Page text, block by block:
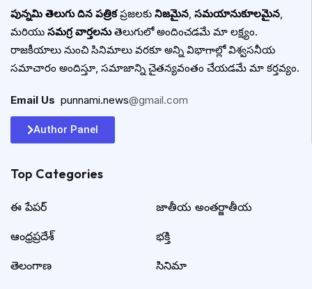
పున్నమి తెలుగు దిన పత్రికప్రజలకు నిజమైన సమయానుకూలమైన
మరియు సమగ్ర వార్తలనుతెలుగులో అందించడమే మా లక్ష్యం.
రాజకీయాలు నుంచి సినిమాలు వరకూ అన్ని విభాగాల్లో విశ్వసనీయ
సమాచారం అందిస్తూ, సమాజాన్ని చైతన్యవంతం చేయడమే మా కర్తవ్యం.
Email Us punnami.news@gmail.com
Author Panel
Top Categories​
ఈ పేపర్
ఆంధ్రప్రదేశ్
తెలంగాణ
జాతీయ అంతర్జాతీయ
భక్తి
సినిమా